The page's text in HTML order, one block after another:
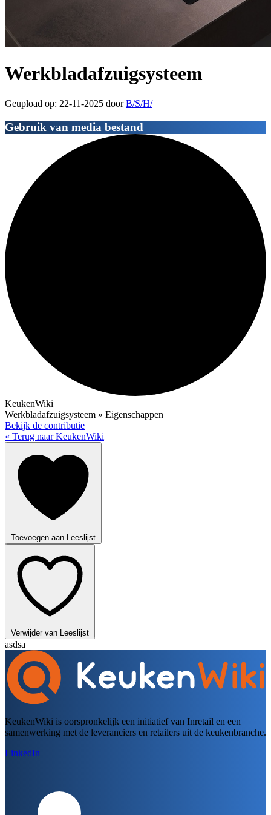
Werkbladafzuigsysteem
Geupload op: 22-11-2025 doorB/S/H/
Gebruik van media bestand
KeukenWiki
Werkbladafzuigsysteem » Eigenschappen
Bekijk de contributie
« Terug naar KeukenWiki
Toevoegen aan Leeslijst
Verwijder van Leeslijst
asdsa
KeukenWiki is oorspronkelijk een initiatief van Inretail en een
samenwerking met de leveranciers en retailers uit de keukenbranche.
LinkedIn